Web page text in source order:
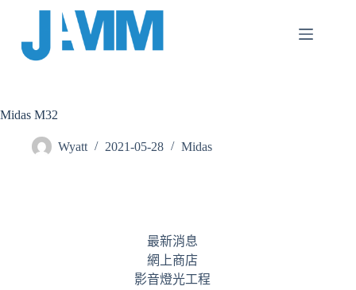
Midas M32
Wyatt 2021-05-28 Midas
最新消息
網上商店
影音燈光工程